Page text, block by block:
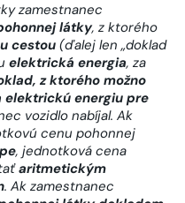
zamestnanec
látky, z ktorého
cestou (ďalej len „doklad
elektrická energia, za
z ktorého možno
elektrickú energiu pre
vozidlo nabíjal. Ak
cenu pohonnej
, jednotková cena
aritmetickým
. Ak zamestnanec